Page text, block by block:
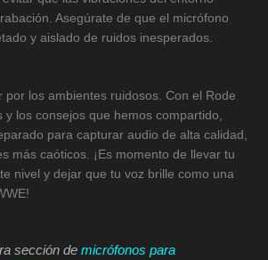
Asegúrate de que el micrófono
y aislado de ruidos inesperados.
por los ambientes ruidosos. Con el Rode
y los consejos que hemos compartido,
para capturar audio de alta calidad,
más caóticos. ¡Es momento de llevar tu
nivel y dejar que tu voz brille como una
sección demicrófonos para